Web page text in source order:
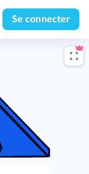
Se connecter